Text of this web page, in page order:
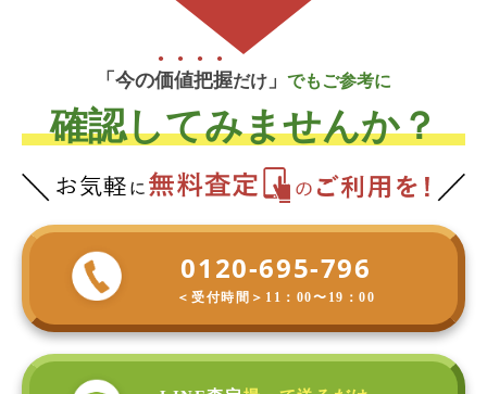
「今の価値把握だけ 」 でもご参考に
確認してみませんか？
0120-695-796
＜受付時間＞ 11：00〜19：00